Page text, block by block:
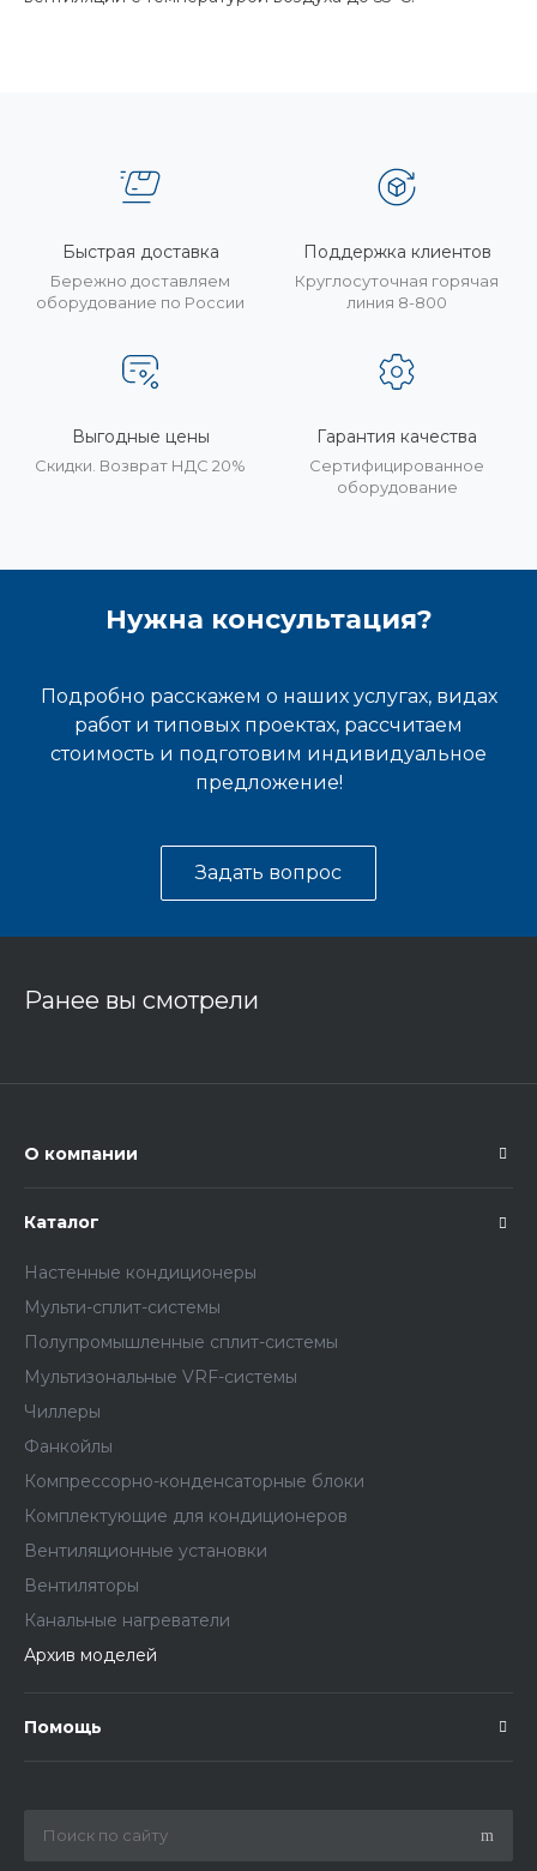
Быстрая доставка
Бережно доставляем
оборудование по России
Поддержка клиентов
Круглосуточная горячая
линия 8-800
Выгодные цены
Скидки. Возврат НДС 20%
Гарантия качества
Сертифицированное
оборудование
Нужна консультация?
Подробно расскажем о наших услугах, видах
работ и типовых проектах, рассчитаем
стоимость и подготовим индивидуальное
предложение!
Задать вопрос
Ранее вы смотрели
О компании
Каталог
Настенные кондиционеры
Мульти-сплит-системы
Полупромышленные сплит-системы
Мультизональные VRF-системы
Чиллеры
Фанкойлы
Компрессорно-конденсаторные блоки
Комплектующие для кондиционеров
Вентиляционные установки
Вентиляторы
Канальные нагреватели
Архив моделей
Помощь